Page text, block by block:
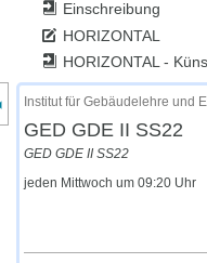
Einschreibung
HORIZONTAL
HORIZONTAL -
des Kursmenüs
Institut für Gebäudelehre und
GED GDE II SS22
GED GDE II SS22
jeden Mittwoch um 09:20 Uhr